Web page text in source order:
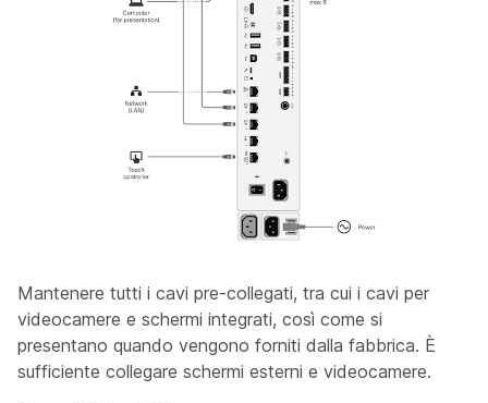
Mantenere tutti i cavi pre-collegati, tra cui i cavi per
videocamere e schermi integrati, così come si
presentano quando vengono forniti dalla fabbrica. È
sufficiente collegare schermi esterni e videocamere.